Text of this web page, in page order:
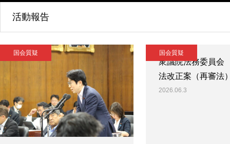
活動報告
国会質疑 国会質疑
衆議院法務委員
法改正案（再審法
2026.06.3